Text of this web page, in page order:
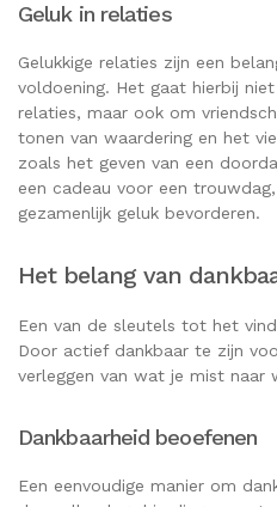
Geluk in relaties
Gelukkige relaties zijn een
voldoening. Het gaat hierbij
relaties, maar ook om
tonen van waardering en het
zoals het geven van een
een cadeau voor een
gezamenlijk geluk bevorderen.
Het belang van
Een van de sleutels tot het
Door actief dankbaar te zijn
verleggen van wat je mist naar
Dankbaarheid beoefenen
Een eenvoudige manier om